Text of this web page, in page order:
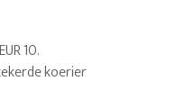
10.
koerier